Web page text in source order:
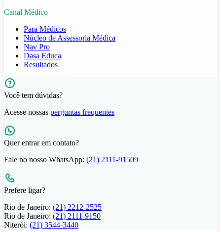
Canal Médico
Para Médicos
Núcleo de Assessoria Médica
Nav Pro
Dasa Educa
Resultados
Você tem dúvidas?
Acesse nossas perguntas frequentes
Quer entrar em contato?
Fale no nosso WhatsApp: (21) 2111-91509
Prefere ligar?
Rio de Janeiro: (21) 2212-2525
Rio de Janeiro: (21) 2111-9150
Niterói: (21) 3544-3440